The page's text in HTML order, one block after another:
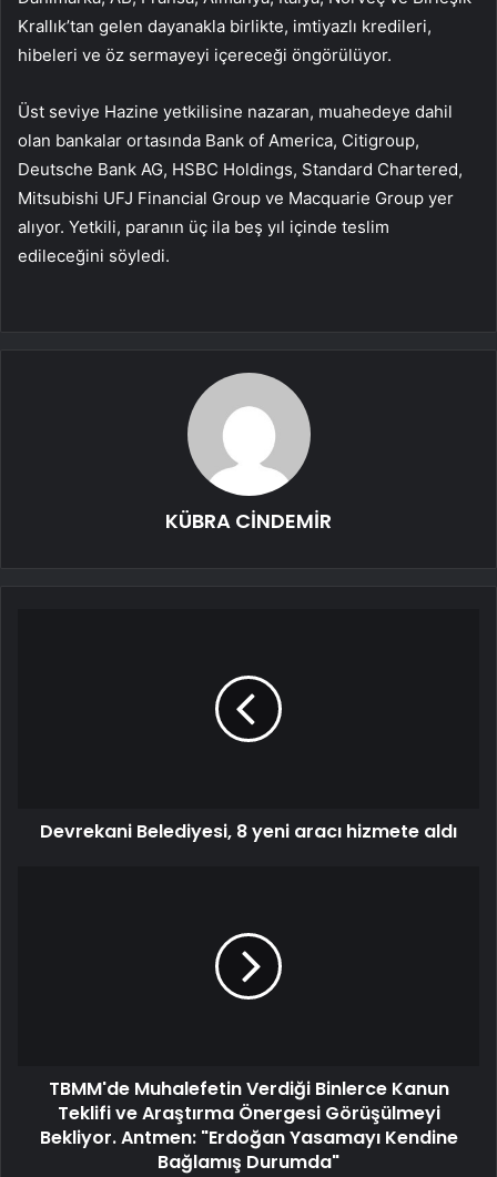
Krallık’tan gelen dayanakla birlikte, imtiyazlı kredileri,
hibeleri ve öz sermayeyi içereceği öngörülüyor.
Üst seviye Hazine yetkilisine nazaran, muahedeye dahil
olan bankalar ortasında Bank of America, Citigroup,
Deutsche Bank AG, HSBC Holdings, Standard Chartered,
Mitsubishi UFJ Financial Group ve Macquarie Group yer
alıyor. Yetkili, paranın üç ila beş yıl içinde teslim
edileceğini söyledi.
KÜBRA CİNDEMİR
Devrekani Belediyesi, 8 yeni aracı hizmete aldı
TBMM'de Muhalefetin Verdiği Binlerce Kanun
Teklifi ve Araştırma Önergesi Görüşülmeyi
Bekliyor. Antmen: "Erdoğan Yasamayı Kendine
Bağlamış Durumda"